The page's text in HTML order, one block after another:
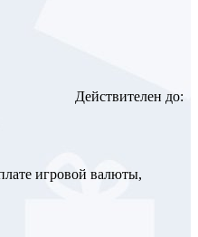
Действителен до:
игровой валюты,